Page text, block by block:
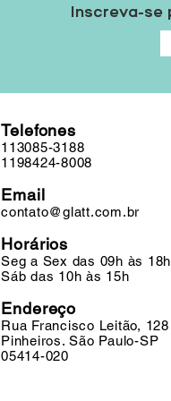
Inscreva-
Telefones
113085-3188
1198424-8008
Email
contato@glatt.com.br
Horários
Seg a Sex das 09h às 18h
Sáb das 10h às 15h
Endereço
Rua Francisco Leitão, 128
Pinheiros. São Paulo-SP
05414-020